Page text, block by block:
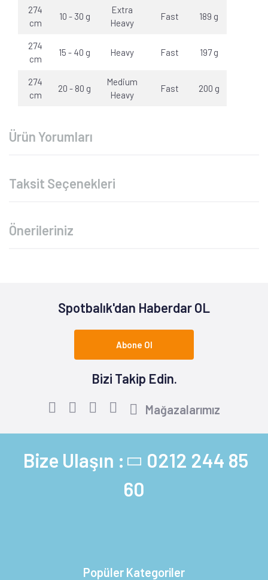
274
cm
10 - 30 g
Extra
Heavy
Fast 189 g
274
cm
15 - 40 g Heavy Fast 197 g
274
cm
20 - 80 g
Medium
Heavy
Fast 200 g
Ürün Yorumları
Taksit Seçenekleri
Önerileriniz
Spotbalık'dan Haberdar OL
Abone Ol
Bizi Takip Edin.
Mağazalarımız
Bize Ulaşın : 0212 244 85
60
Popüler Kategoriler